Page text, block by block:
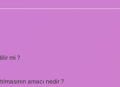
mi ?
amacı nedir ?